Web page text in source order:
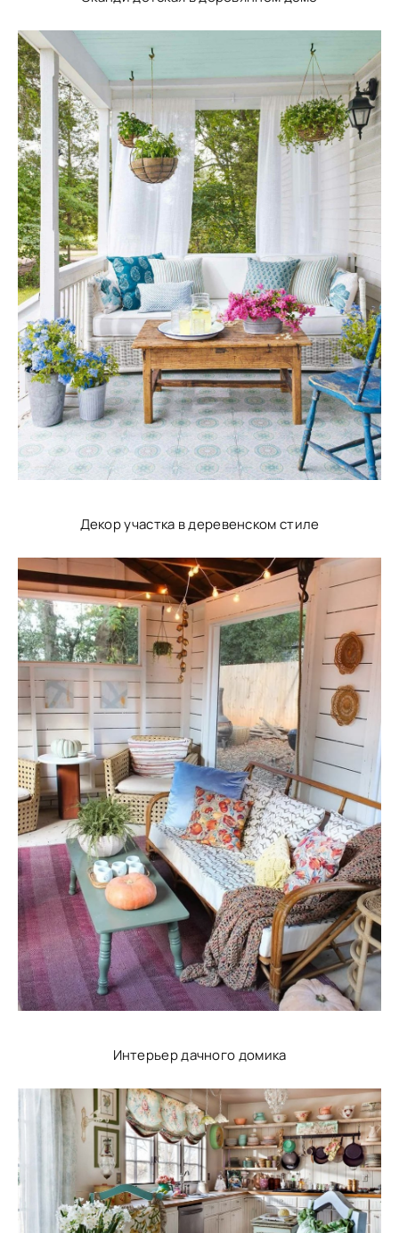
Декор участка в деревенском стиле
Интерьер дачного домика